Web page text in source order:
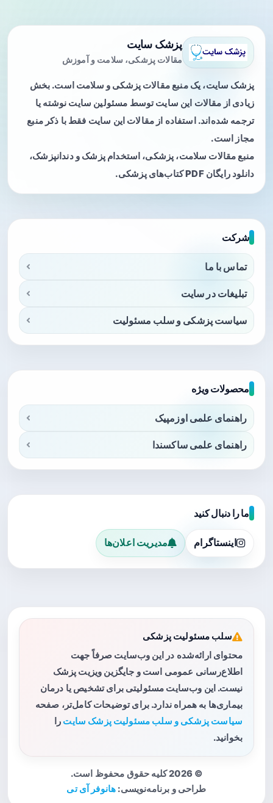
پزشک سایت
مقالات پزشکی، سلامت و آموزش
پزشک سایت، یک منبع مقالات پزشکی و سلامت است. بخش
زیادی از مقالات این سایت توسط مسئولین سایت نوشته یا
ترجمه شده‌اند. استفاده از مقالات این سایت فقط با ذکر منبع
مجاز است.
منبع مقالات سلامت، پزشکی، استخدام پزشک و دندانپزشک،
دانلود رایگان PDF کتاب‌های پزشکی.
شرکت
تماس با ما
تبلیغات در سایت
سیاست پزشکی و سلب مسئولیت
محصولات ویژه
راهنمای علمی اوزمپیک
راهنمای علمی ساکسندا
ما را دنبال کنید
اینستاگرام مدیریت اعلان‌ها
سلب مسئولیت پزشکی
محتوای ارائه‌شده در این وب‌سایت صرفاً جهت
اطلاع‌رسانی عمومی است و جایگزین ویزیت پزشک
نیست. این وب‌سایت مسئولیتی برای تشخیص یا درمان
بیماری‌ها به همراه ندارد. برای توضیحات کامل‌تر، صفحه
سیاست پزشکی و سلب مسئولیت پزشک سایت را
بخوانید.
© 2026 کلیه حقوق محفوظ است.
طراحی و برنامه‌نویسی: هانوفر آی تی